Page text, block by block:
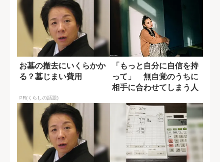
お墓の撤去にいくらかか
る？墓じまい費用
PR(くらしの話題)
「もっと自分に自信を持
って」 無自覚のうちに
相手に合わせてしまう人